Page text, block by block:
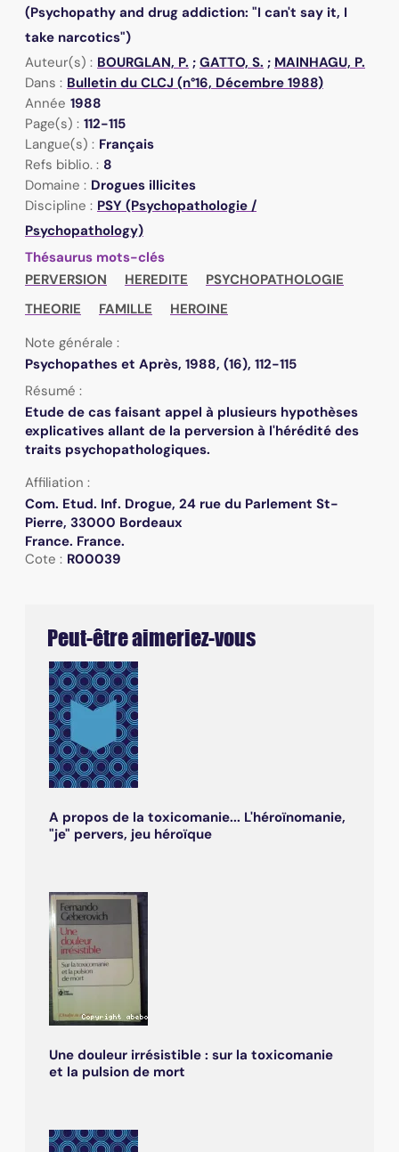
(Psychopathy and drug addiction: "I can't say it, I
take narcotics")
Auteur(s) : BOURGLAN, P. ; GATTO, S. ; MAINHAGU, P.
Dans : Bulletin du CLCJ (n°16, Décembre 1988)
Année 1988
Page(s) : 112-115
Langue(s) : Français
Refs biblio. : 8
Domaine : Drogues illicites
Discipline : PSY (Psychopathologie /
Psychopathology)
Thésaurus mots-clés
PERVERSION
HEREDITE
PSYCHOPATHOLOGIE
THEORIE
FAMILLE
HEROINE
Note générale :
Psychopathes et Après, 1988, (16), 112-115
Résumé :
Etude de cas faisant appel à plusieurs hypothèses
explicatives allant de la perversion à l'hérédité des
traits psychopathologiques.
Affiliation :
Com. Etud. Inf. Drogue, 24 rue du Parlement St-
Pierre, 33000 Bordeaux
France. France.
Cote : R00039
Peut-être aimeriez-vous
A propos de la toxicomanie... L'héroïnomanie,
"je" pervers, jeu héroïque
Une douleur irrésistible : sur la toxicomanie
et la pulsion de mort